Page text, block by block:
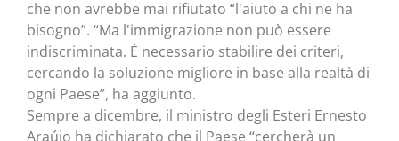
che non avrebbe mai rifiutato “l'aiuto a chi ne ha
bisogno”. “Ma l'immigrazione non può essere
indiscriminata. È necessario stabilire dei criteri,
cercando la soluzione migliore in base alla realtà di
ogni Paese”, ha aggiunto.
Sempre a dicembre, il ministro degli Esteri Ernesto
Araújo ha dichiarato che il Paese “cercherà un